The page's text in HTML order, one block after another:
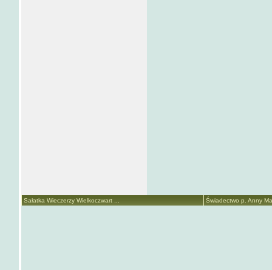
Sałatka Wieczerzy Wielkoczwart ... Świadectwo p. Anny